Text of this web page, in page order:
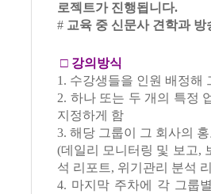
로젝트가 진행됩니다.
# 교육 중 신문사 견학과
□ 강의방식
1. 수강생들을 인원 배정해
2. 하나 또는 두 개의 특정
지정하게 함
3. 해당 그룹이 그 회사의
(데일리 모니터링 및 보고,
석 리포트, 위기관리 분석
4. 마지막 주차에 각 그룹